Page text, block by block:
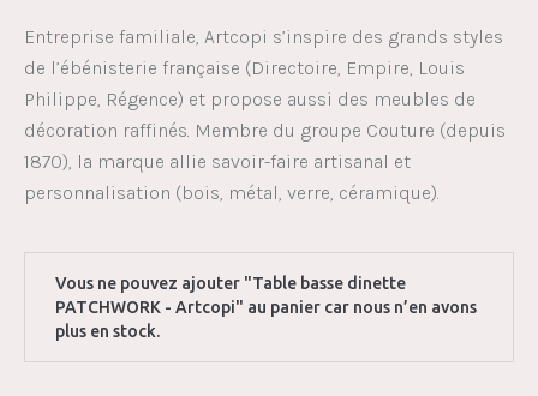
Entreprise familiale, Artcopi s’inspire des grands styles
de l’ébénisterie française (Directoire, Empire, Louis
Philippe, Régence) et propose aussi des meubles de
décoration raffinés. Membre du groupe Couture (depuis
1870), la marque allie savoir-faire artisanal et
personnalisation (bois, métal, verre, céramique).
Vous ne pouvez ajouter "Table basse dinette
PATCHWORK - Artcopi" au panier car nous n’en avons
plus en stock.